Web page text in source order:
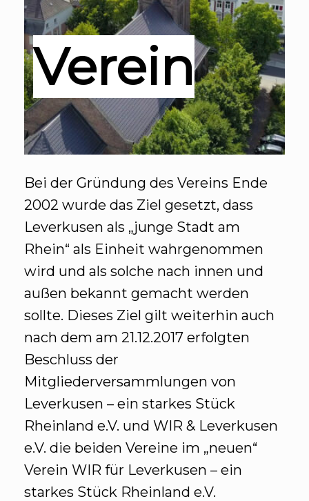
Verein
Bei der Gründung des Vereins Ende
2002 wurde das Ziel gesetzt, dass
Leverkusen als „junge Stadt am
Rhein“ als Einheit wahrgenommen
wird und als solche nach innen und
außen bekannt gemacht werden
sollte. Dieses Ziel gilt weiterhin auch
nach dem am 21.12.2017 erfolgten
Beschluss der
Mitgliederversammlungen von
Leverkusen – ein starkes Stück
Rheinland e.V. und WIR & Leverkusen
e.V. die beiden Vereine im „neuen“
Verein WIR für Leverkusen – ein
starkes Stück Rheinland e.V.